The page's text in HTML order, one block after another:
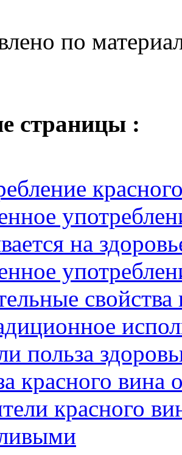
по
страницы :
на
свойства
польза
красного вина
красного